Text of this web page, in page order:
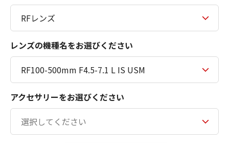
レンズの機種名をお選びください
アクセサリーをお選びください